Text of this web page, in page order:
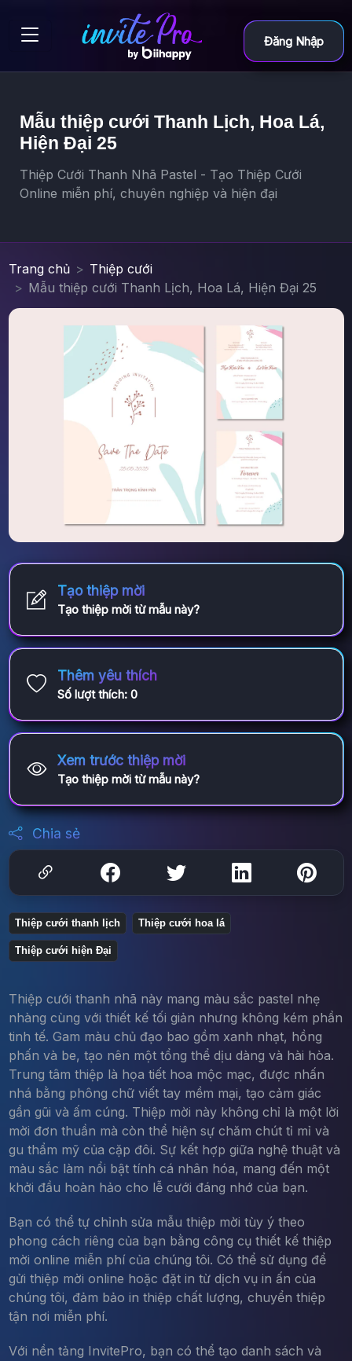
Đăng Nhập
Mẫu thiệp cưới Thanh Lịch, Hoa Lá,
Hiện Đại 25
Thiệp Cưới Thanh Nhã Pastel - Tạo Thiệp Cưới
Online miễn phí, chuyên nghiệp và hiện đại
Trang chủ
Thiệp cưới
Mẫu thiệp cưới Thanh Lịch, Hoa Lá, Hiện Đại 25
Tạo thiệp mời
Tạo thiệp mời từ mẫu này?
Thêm yêu thích
Số lượt thích: 0
Xem trước thiệp mời
Tạo thiệp mời từ mẫu này?
Chia sẻ
Thiệp cưới thanh lịch Thiệp cưới hoa lá
Thiệp cưới hiện Đại
Thiệp cưới thanh nhã này mang màu sắc pastel nhẹ
nhàng cùng với thiết kế tối giản nhưng không kém phần
tinh tế. Gam màu chủ đạo bao gồm xanh nhạt, hồng
phấn và be, tạo nên một tổng thể dịu dàng và hài hòa.
Trung tâm thiệp là họa tiết hoa mộc mạc, được nhấn
nhá bằng phông chữ viết tay mềm mại, tạo cảm giác
gần gũi và ấm cúng. Thiệp mời này không chỉ là một lời
mời đơn thuần mà còn thể hiện sự chăm chút tỉ mỉ và
gu thẩm mỹ của cặp đôi. Sự kết hợp giữa nghệ thuật và
màu sắc làm nổi bật tính cá nhân hóa, mang đến một
khởi đầu hoàn hảo cho lễ cưới đáng nhớ của bạn.
Bạn có thể tự chỉnh sửa mẫu thiệp mời tùy ý theo
phong cách riêng của bạn bằng công cụ thiết kế thiệp
mời online miễn phí của chúng tôi. Có thể sử dụng để
gửi thiệp mời online hoặc đặt in từ dịch vụ in ấn của
chúng tôi, đảm bảo in thiệp chất lượng, chuyển thiệp
tận nơi miễn phí.
Với nền tảng InvitePro, bạn có thể tạo danh sách và